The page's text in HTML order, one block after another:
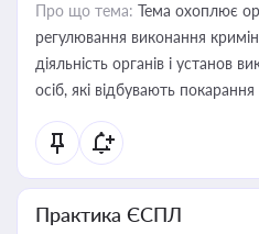
Про що тема: Тема охоплює
регулювання виконання
діяльність органів і установ
осіб, які відбувають покарання
Практика ЄСПЛ